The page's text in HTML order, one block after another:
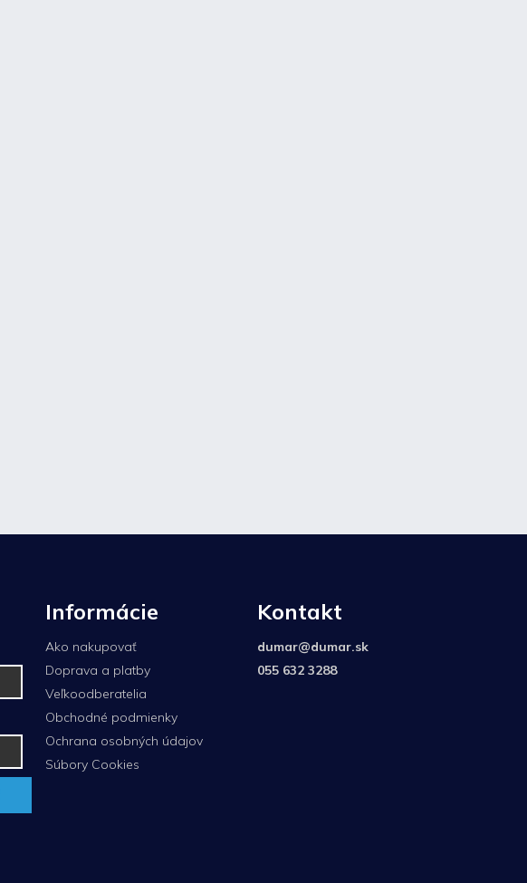
Informácie
Ako nakupovať
Doprava a platby
Veľkoodberatelia
Obchodné podmienky
Ochrana osobných údajov
Súbory Cookies
Kontakt
dumar@dumar.sk
055 632 3288